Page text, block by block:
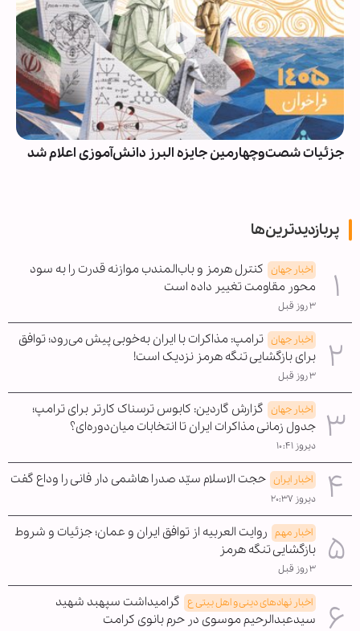
جزئیات شصت‌وچهارمین جایزه البرز دانش‌آموزی اعلام شد
پربازدیدترین‌ها
اخبار جهان کنترل هرمز و باب‌المندب موازنه قدرت را به سود
محور مقاومت تغییر داده است
۳ روز قبل
اخبار جهان ترامپ: مذاکرات با ایران به‌خوبی پیش می‌رود؛ توافق
برای بازگشایی تنگه هرمز نزدیک است!
۳ روز قبل
اخبار جهان گزارش گاردین: کابوس ترسناک کارتر برای ترامپ؛
جدول زمانی مذاکرات ایران تا انتخابات میان‌دوره‌ای؟
دیروز ۱۰:۴۱
اخبار ایران حجت الاسلام سیّد صدرا هاشمی دار فانی را وداع گفت
دیروز ۲۰:۳۷
اخبار مهم روایت العربیه از توافق ایران و عمان؛ جزئیات و شروط
بازگشایی تنگه هرمز
۳ روز قبل
اخبار نهادهای دینی و اهل بیتی ع گرامیداشت سپهبد شهید
سیدعبدالرحیم موسوی در حرم بانوی کرامت